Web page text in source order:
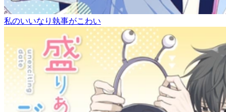
私のいいなり執事がこわい